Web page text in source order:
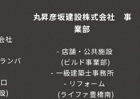
社
ンバ
)
丸昇彦坂建設株式会社 事
業部
店舗・公共施設
(ビルド事業部)
一級建築士事務所
リフォーム
(ライファ豊橋南)